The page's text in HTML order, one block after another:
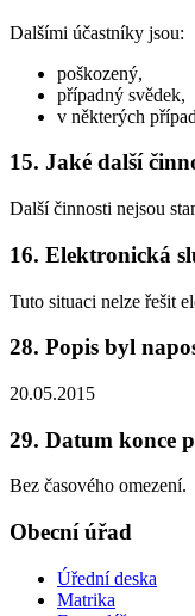
Dalšími účastníky jsou:
poškozený,
případný svědek,
v některých
15. Jaké další
Další činnosti nejsou
16. Elektronická
Tuto situaci nelze řešit
28. Popis byl
20.05.2015
29. Datum konce
Bez časového omezení.
Obecní úřad
Úřední deska
Matrika